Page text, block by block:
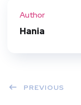
Author
Hania
PREVIOUS